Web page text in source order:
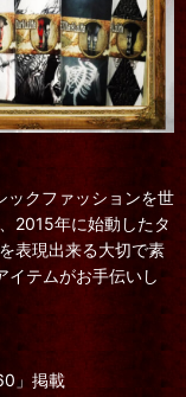
クファッションを世
2015年に始動したタ
表現出来る大切で素
イテムがお手伝いし
」掲載